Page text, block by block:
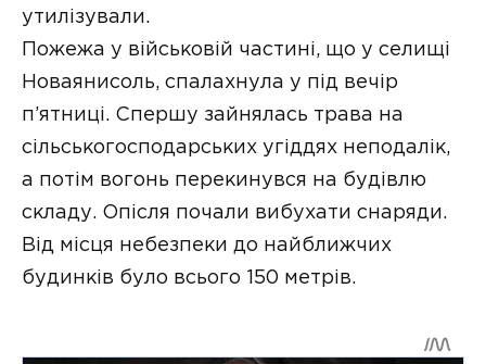
утилізували.
Пожежа у військовій частині, що у селищі
Новаянисоль, спалахнула у під вечір
п’ятниці. Спершу зайнялась трава на
сільськогосподарських угіддях неподалік,
а потім вогонь перекинувся на будівлю
складу. Опісля почали вибухати снаряди.
Від місця небезпеки до найближчих
будинків було всього 150 метрів.